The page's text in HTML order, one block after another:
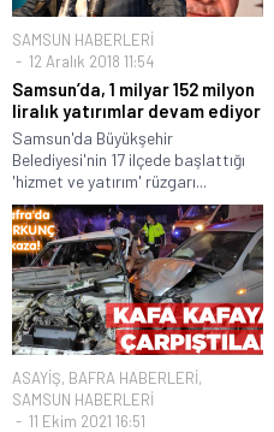
SAMSUN HABERLERİ
12 Aralık 2018 11:54
Samsun’da, 1 milyar 152 milyon
liralık yatırımlar devam ediyor
Samsun'da Büyükşehir
Belediyesi'nin 17 ilçede başlattığı
'hizmet ve yatırım' rüzgarı...
ASAYİŞ, BAFRA HABERLERİ,
SAMSUN HABERLERİ
11 Ekim 2021 16:51